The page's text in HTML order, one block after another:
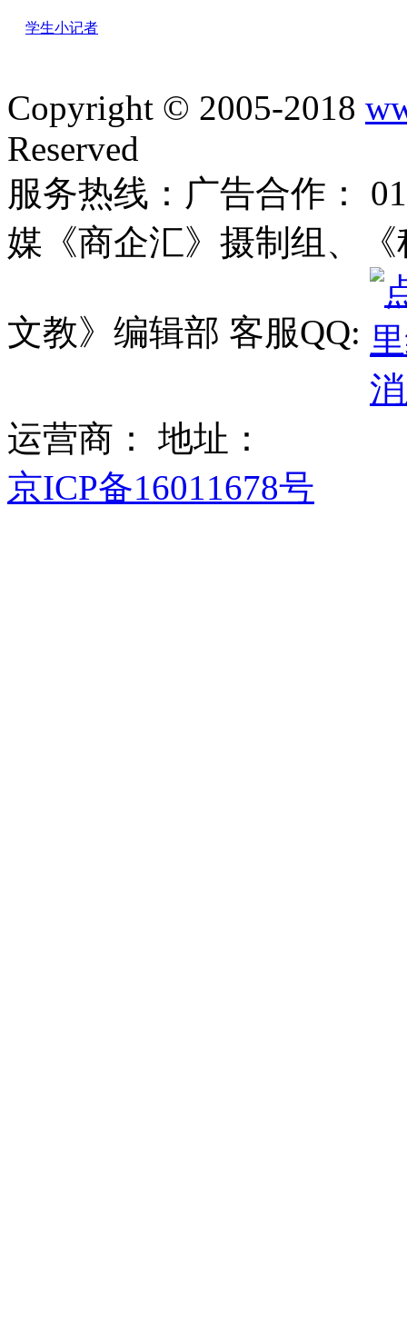
学生小记者
Copyright © 2005-2018
Reserved
服务热线：广告合作：
媒《商企汇》摄制组、
文教》编辑部 客服QQ:
运营商： 地址：
京ICP备16011678号